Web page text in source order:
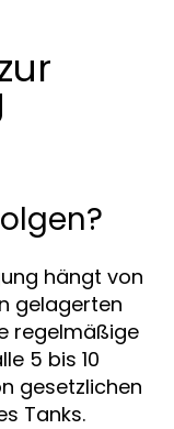
hängt von
gelagerten
regelmäßige
5 bis 10
gesetzlichen
Tanks.